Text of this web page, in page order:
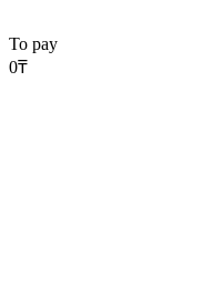
To pay
0₸